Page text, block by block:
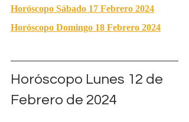
Horóscopo Sábado 17 Febrero 2024
Horóscopo Domingo 18 Febrero 2024
Horóscopo Lunes 12 de
Febrero de 2024